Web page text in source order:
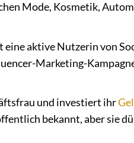
Mode, Kosmetik,
eine aktive Nutzerin von
Marketing-
und investiert ihr
bekannt, aber sie